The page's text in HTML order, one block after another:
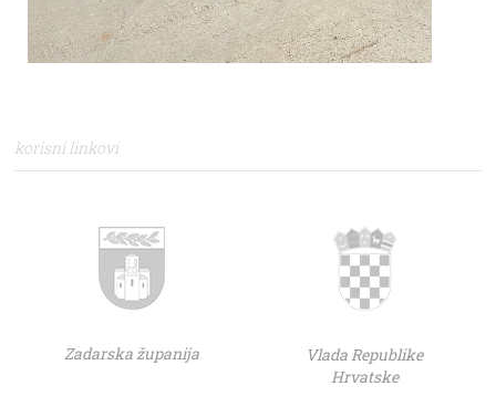
korisni linkovi
Zadarska županija
Vlada Republike
Hrvatske